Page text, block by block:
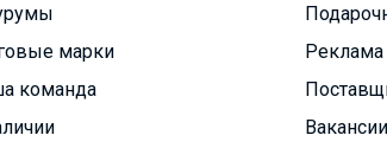
марки
команда
Реклама
Вакансии